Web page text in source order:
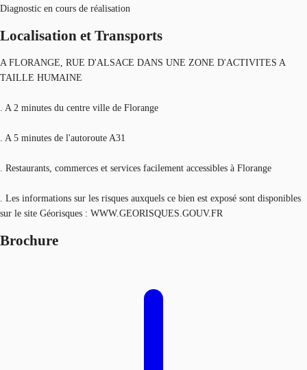
Diagnostic en cours de réalisation
Localisation et Transports
A FLORANGE, RUE D'ALSACE DANS UNE ZONE D'ACTIVITES A
TAILLE HUMAINE
. A 2 minutes du centre ville de Florange
. A 5 minutes de l'autoroute A31
. Restaurants, commerces et services facilement accessibles à Florange
. Les informations sur les risques auxquels ce bien est exposé sont disponibles
sur le site Géorisques : WWW.GEORISQUES.GOUV.FR
Brochure